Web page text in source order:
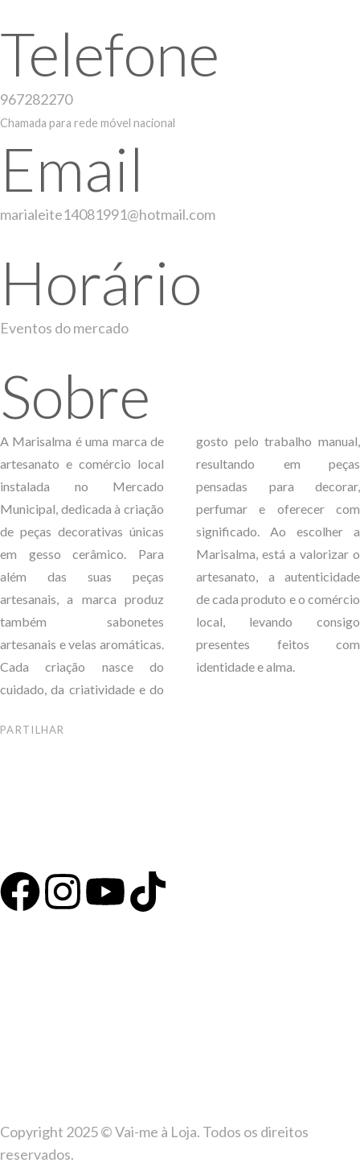
Telefone
967282270
Chamada para rede móvel nacional
Email
marialeite14081991@hotmail.com
Horário
Eventos do mercado
Sobre
A Marisalma é uma marca de
artesanato e comércio local
instalada no Mercado
Municipal, dedicada à criação
de peças decorativas únicas
em gesso cerâmico. Para
além das suas peças
artesanais, a marca produz
também sabonetes
artesanais e velas aromáticas.
Cada criação nasce do
cuidado, da criatividade e do
gosto pelo trabalho manual,
resultando em peças
pensadas para decorar,
perfumar e oferecer com
significado. Ao escolher a
Marisalma, está a valorizar o
artesanato, a autenticidade
de cada produto e o comércio
local, levando consigo
presentes feitos com
identidade e alma.
PARTILHAR
Copyright 2025 © Vai-me à Loja. Todos os direitos
reservados.